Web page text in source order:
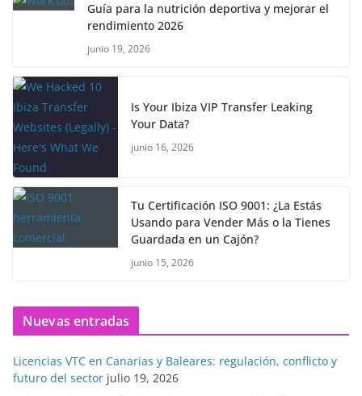
Guía para la nutrición deportiva y mejorar el
rendimiento 2026
junio 19, 2026
Is Your Ibiza VIP Transfer Leaking
Your Data?
junio 16, 2026
Tu Certificación ISO 9001: ¿La Estás
Usando para Vender Más o la Tienes
Guardada en un Cajón?
junio 15, 2026
Nuevas entradas
Licencias VTC en Canarias y Baleares: regulación, conflicto y
futuro del sector julio 19, 2026